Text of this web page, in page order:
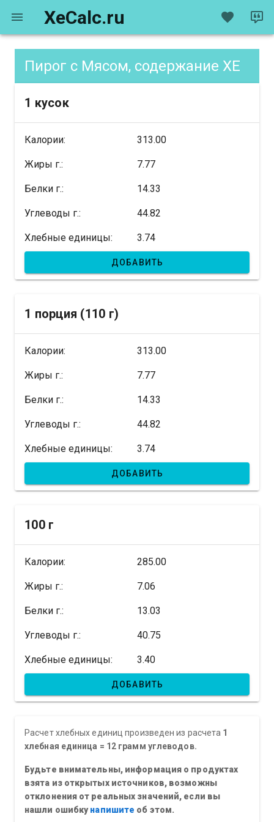
XeCalc.ru
Пирог с Мясом, содержание XE
1 кусок
Калории: 313.00
Жиры г.: 7.77
Белки г.: 14.33
Углеводы г.: 44.82
Хлебные единицы: 3.74
ДОБАВИТЬ
1 порция (110 г)
Калории: 313.00
Жиры г.: 7.77
Белки г.: 14.33
Углеводы г.: 44.82
Хлебные единицы: 3.74
ДОБАВИТЬ
100 г
Калории: 285.00
Жиры г.: 7.06
Белки г.: 13.03
Углеводы г.: 40.75
Хлебные единицы: 3.40
ДОБАВИТЬ
Расчет хлебных единиц произведен из расчета 1
хлебная единица = 12 грамм углеводов.
Будьте внимательны, информация о продуктах
взята из открытых источников, возможны
отклонения от реальных значений, если вы
нашли ошибкунапишите об этом.